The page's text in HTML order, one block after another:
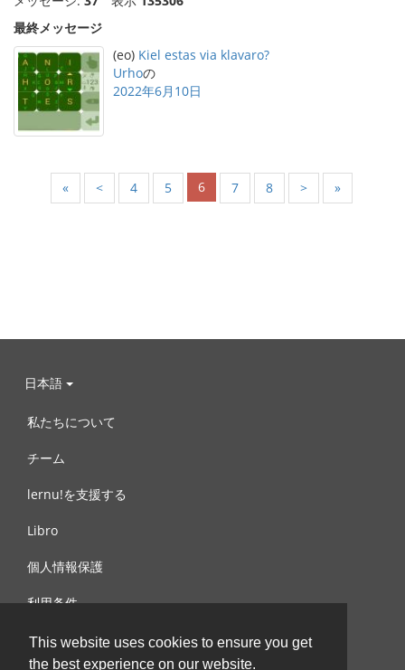
This website uses cookies to ensure you get
the best experience on our website.
最終メッセージ
(eo) Kiel estas via klavaro?
Urhoの
2022年6月10日
« < 4 5 6 7 8 > »
日本語
私たちについて
チーム
lernu!を支援する
Libro
個人情報保護
利用条件
お問合せ